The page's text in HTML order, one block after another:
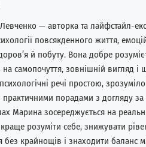
— авторка та лайфстайл-
повсякденного життя,
й побуту. Вона добре
самопочуття, зовнішній вигляд і
речі простою,
практичними порадами з догляду
Марина зосереджується на
розуміти себе, знижувати
без крайнощів і знаходити баланс